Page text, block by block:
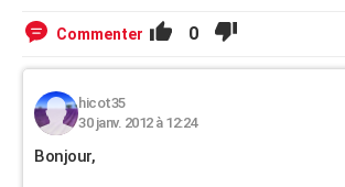
Commenter 0
hicot35
30 janv. 2012 à 12:24
Bonjour,